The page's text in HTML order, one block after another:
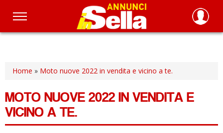
Salta
principale
Home » Moto nuove 2022 in vendita e vicino a te.
MOTO NUOVE 2022 IN VENDITA E
VICINO A TE.